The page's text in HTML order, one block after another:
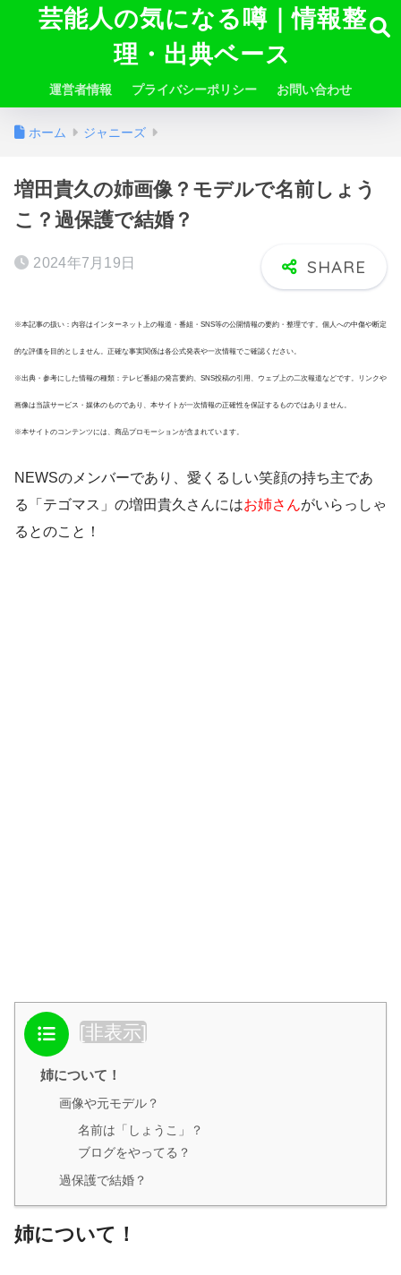
芸能人の気になる噂｜情報整
理・出典ベース
運営者情報 プライバシーポリシー お問い合わせ
ホーム ジャニーズ
増田貴久の姉画像？モデルで名前しょう
こ？過保護で結婚？
2024年7月19日
※本記事の扱い：内容はインターネット上の報道・番組・SNS等の公開情報の要約・整理です。個人への中傷や断定
的な評価を目的としません。正確な事実関係は各公式発表や一次情報でご確認ください。
※出典・参考にした情報の種類：テレビ番組の発言要約、SNS投稿の引用、ウェブ上の二次報道などです。リンクや
画像は当該サービス・媒体のものであり、本サイトが一次情報の正確性を保証するものではありません。
※本サイトのコンテンツには、商品プロモーションが含まれています。
NEWSのメンバーであり、愛くるしい笑顔の持ち主であ
る「テゴマス」の増田貴久さんにはお姉さんがいらっしゃ
るとのこと！
目次 [非表示]
姉について！
画像や元モデル？
名前は「しょうこ」？
ブログをやってる？
過保護で結婚？
姉について！